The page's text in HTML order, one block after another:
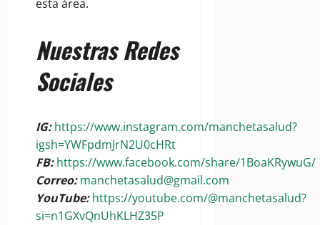
esta área.
Nuestras Redes
Sociales
IG:https://www.instagram.com/manchetasalud?
igsh=YWFpdmJrN2U0cHRt
FB:https://www.facebook.com/share/1BoaKRywuG/
Correo:manchetasalud@gmail.com
YouTube: https://youtube.com/@manchetasalud?
si=n1GXvQnUhKLHZ35P